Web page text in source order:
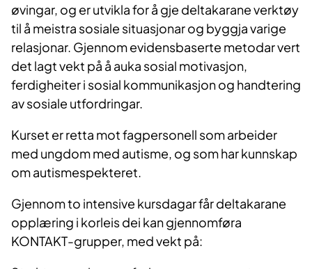
øvingar, og er utvikla for å gje deltakarane verktøy
til å meistra sosiale situasjonar og byggja varige
relasjonar. Gjennom evidensbaserte metodar vert
det lagt vekt på å auka sosial motivasjon,
ferdigheiter i sosial kommunikasjon og handtering
av sosiale utfordringar.
Kurset er retta mot fagpersonell som arbeider
med ungdom med autisme, og som har kunnskap
om autismespekteret.
Gjennom to intensive kursdagar får deltakarane
opplæring i korleis dei kan gjennomføra
KONTAKT-grupper, med vekt på: